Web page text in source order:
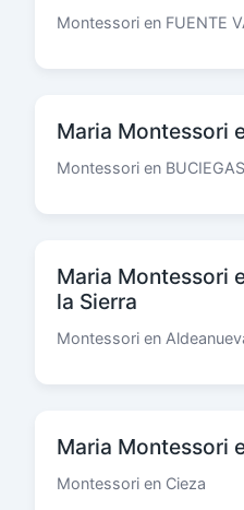
Montessori en FUENTE
Maria Montessori
Montessori en BUCIEGAS
Maria Montessori
la Sierra
Montessori en
Maria Montessori
Montessori en Cieza